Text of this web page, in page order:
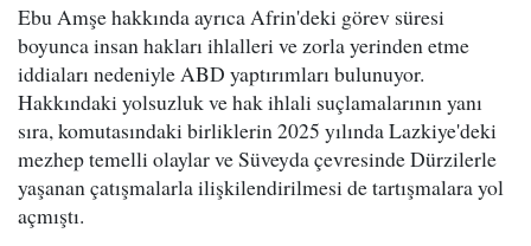
Ebu Amşe hakkında ayrıca Afrin'deki görev süresi
boyunca insan hakları ihlalleri ve zorla yerinden etme
iddiaları nedeniyle ABD yaptırımları bulunuyor.
Hakkındaki yolsuzluk ve hak ihlali suçlamalarının yanı
sıra, komutasındaki birliklerin 2025 yılında Lazkiye'deki
mezhep temelli olaylar ve Süveyda çevresinde Dürzilerle
yaşanan çatışmalarla ilişkilendirilmesi de tartışmalara yol
açmıştı.